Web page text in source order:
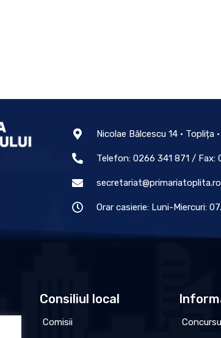
Nicolae Bălcescu 14 • Toplița
Telefon: 0266 341 871 / Fax:
secretariat@primariatoplita.ro
Orar casierie: Luni-Miercuri:
Consiliul local
Comisii